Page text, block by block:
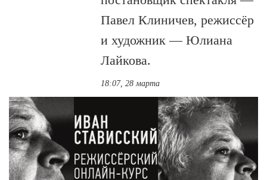
Павел Клиничев, режиссёр
и художник — Юлиана
Лайкова.
18:07, 28 марта